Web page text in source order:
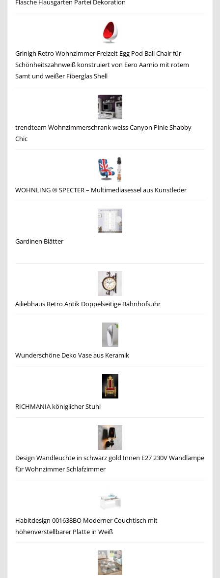
Flasche Hausgarten Partei Dekoration
Grinigh Retro Wohnzimmer Freizeit Egg Pod Ball Chair für
Schönheitszahnweiß konstruiert von Eero Aarnio mit rotem
Samt und weißer Fiberglas Shell
trendteam Wohnzimmerschrank weiss Canyon Pinie Shabby
Chic
WOHNLING ® SPECTER – Multimediasessel aus Kunstleder
Gardinen Blätter
Ailiebhaus Retro Antik Doppelseitige Bahnhofsuhr
Wunderschöne Deko Vase aus Keramik
RICHMANIA königlicher Stuhl
Design Wandleuchte in schwarz gold Innen E27 230V Wandlampe
für Wohnzimmer Schlafzimmer
Habitdesign 001638BO Moderner Couchtisch mit
höhenverstellbarer Platte in Weiß